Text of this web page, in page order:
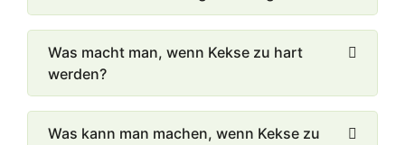
Was macht man, wenn Kekse zu hart
werden?
Was kann man machen, wenn Kekse zu